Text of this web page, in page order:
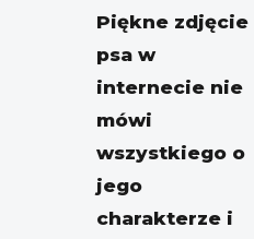
Piękne zdjęcie
psa w
internecie nie
mówi
wszystkiego o
jego
charakterze i